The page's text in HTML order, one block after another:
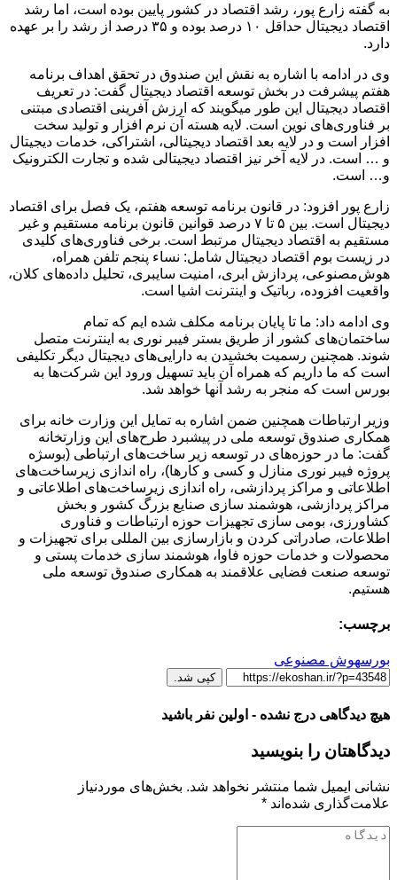
به گفته زارع پور، رشد اقتصاد در کشور پایین بوده است، اما رشد
اقتصاد دیجیتال حداقل ۱۰ درصد بوده و ۳۵ درصد از رشد را بر عهده
دارد.
وی در ادامه با اشاره به نقش این صندوق در تحقق اهداف برنامه
هفتم پیشرفت در بخش توسعه اقتصاد دیجیتال گفت: در تعریف
اقتصاد دیجیتال این طور میگویند که ارزش آفرینی اقتصادی مبتنی
بر فناوری‌های نوین است. لایه هسته آن نرم افزار و تولید سخت
افزار است و در لایه بعد اقتصاد دیجیتالی، اشتراکی، خدمات دیجیتال
و … است. در لایه آخر نیز اقتصاد دیجیتالی شده و تجارت الکترونیک
و… است.
زارع پور افزود: در قانون برنامه توسعه هفتم، یک فصل برای اقتصاد
دیجیتال است. بین ۵ تا ۷ درصد قوانین قانون برنامه مستقیم و غیر
مستقیم به اقتصاد دیجیتال مرتبط است. برخی فناوری‌های کلیدی
در زیست بوم اقتصاد دیجیتال شامل: نساء پنجم تلفن همراه،
هوش‌مصنوعی، پردازش ابری، امنیت سایبری، تحلیل داده‌های کلان،
واقعیت افزوده، رباتیک و اینترنت اشیا است.
وی ادامه داد: ما تا پایان برنامه مکلف شده ایم که تمام
ساختمان‌های کشور از طریق بستر فیبر نوری به اینترنت متصل
شوند. همچنین رسمیت بخشیدن به دارایی‌های دیجیتال دیگر تکلیفی
است که ما داریم که همراه آن باید تسهیل ورود این شرکت‌ها به
بورس است که منجر به رشد آنها خواهد شد.
وزیر ارتباطات همچنین ضمن اشاره به تمایل این وزارت خانه برای
همکاری صندوق توسعه ملی در پیشبرد طرح‌های این وزارتخانه
گفت: ما در حوزه‌های در توسعه زیر ساخت‌های ارتباطی (بوسژه
پروژه فیبر نوری منازل و کسی و کارها)، راه اندازی زیرساخت‌های
اطلاعاتی و مراکز پردازشی، راه اندازی زیرساخت‌های اطلاعاتی و
مراکز پردازشی، هوشمند سازی صنایع بزرگ کشور و بخش
کشاورزی، بومی سازی تجهیزات حوزه ارتباطات و فناوری
اطلاعات‌، صادراتی کردن و بازارسازی بین المللی برای تجهیزات و
محصولات و خدمات حوزه فاوا، هوشمند سازی خدمات پستی و
توسعه صنعت فضایی علاقمند به همکاری صندوق توسعه ملی
هستیم.
برچسب:
بورسهوش مصنوعی
کپی شد.
هیچ دیدگاهی درج نشده - اولین نفر باشید
دیدگاهتان را بنویسید
نشانی ایمیل شما منتشر نخواهد شد. بخش‌های موردنیاز
علامت‌گذاری شده‌اند *